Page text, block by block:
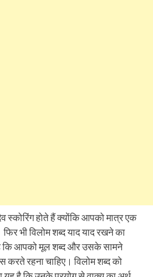
स्कोरिंग होते हैं क्योंकि आपको मात्र एक
फिर भी विलोम शब्द याद याद रखने का
कि आपको मूल शब्द और उसके सामने
रहना चाहिए। विलोम शब्द को